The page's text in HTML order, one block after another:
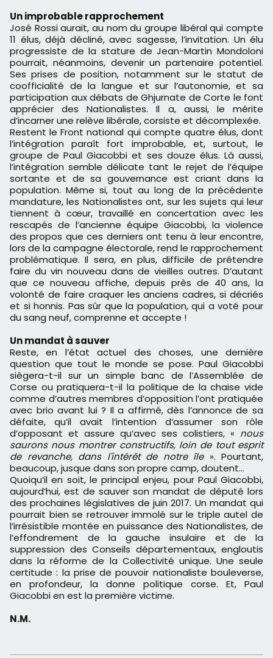
Un improbable rapprochement
José Rossi aurait, au nom du groupe libéral qui compte
11 élus, déjà décliné, avec sagesse, l’invitation. Un élu
progressiste de la stature de Jean-Martin Mondoloni
pourrait, néanmoins, devenir un partenaire potentiel.
Ses prises de position, notamment sur le statut de
coofficialité de la langue et sur l’autonomie, et sa
participation aux débats de Ghjurnate de Corte le font
apprécier des Nationalistes. Il a, aussi, le mérite
d’incarner une relève libérale, corsiste et décomplexée.
Restent le Front national qui compte quatre élus, dont
l’intégration paraît fort improbable, et, surtout, le
groupe de Paul Giacobbi et ses douze élus. Là aussi,
l’intégration semble délicate tant le rejet de l’équipe
sortante et de sa gouvernance est criant dans la
population. Même si, tout au long de la précédente
mandature, les Nationalistes ont, sur les sujets qui leur
tiennent à cœur, travaillé en concertation avec les
rescapés de l’ancienne équipe Giacobbi, la violence
des propos que ces derniers ont tenu à leur encontre,
lors de la campagne électorale, rend le rapprochement
problématique. Il sera, en plus, difficile de prétendre
faire du vin nouveau dans de vieilles outres. D’autant
que ce nouveau affiche, depuis près de 40 ans, la
volonté de faire craquer les anciens cadres, si décriés
et si honnis. Pas sûr que la population, qui a voté pour
du sang neuf, comprenne et accepte !
Un mandat à sauver
Reste, en l’état actuel des choses, une dernière
question que tout le monde se pose. Paul Giacobbi
siègera-t-il sur un simple banc de l’Assemblée de
Corse ou pratiquera-t-il la politique de la chaise vide
comme d’autres membres d’opposition l’ont pratiquée
avec brio avant lui ? Il a affirmé, dès l’annonce de sa
défaite, qu’il avait l’intention d’assumer son rôle
d’opposant et assure qu’avec ses colistiers, « nous
saurons nous montrer constructifs, loin de tout esprit
de revanche, dans l'intérêt de notre île». Pourtant,
beaucoup, jusque dans son propre camp, doutent…
Quoiqu’il en soit, le principal enjeu, pour Paul Giacobbi,
aujourd’hui, est de sauver son mandat de député lors
des prochaines législatives de juin 2017. Un mandat qui
pourrait bien se retrouver immolé sur le triple autel de
l’irrésistible montée en puissance des Nationalistes, de
l’effondrement de la gauche insulaire et de la
suppression des Conseils départementaux, engloutis
dans la réforme de la Collectivité unique. Une seule
certitude : la prise de pouvoir nationaliste bouleverse,
en profondeur, la donne politique corse. Et, Paul
Giacobbi en est la première victime.
N.M.